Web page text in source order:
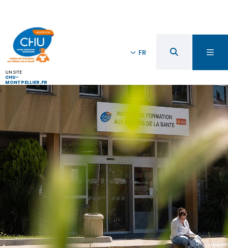
UN SITE
CHU-
MONTPELLIER.FR
FR